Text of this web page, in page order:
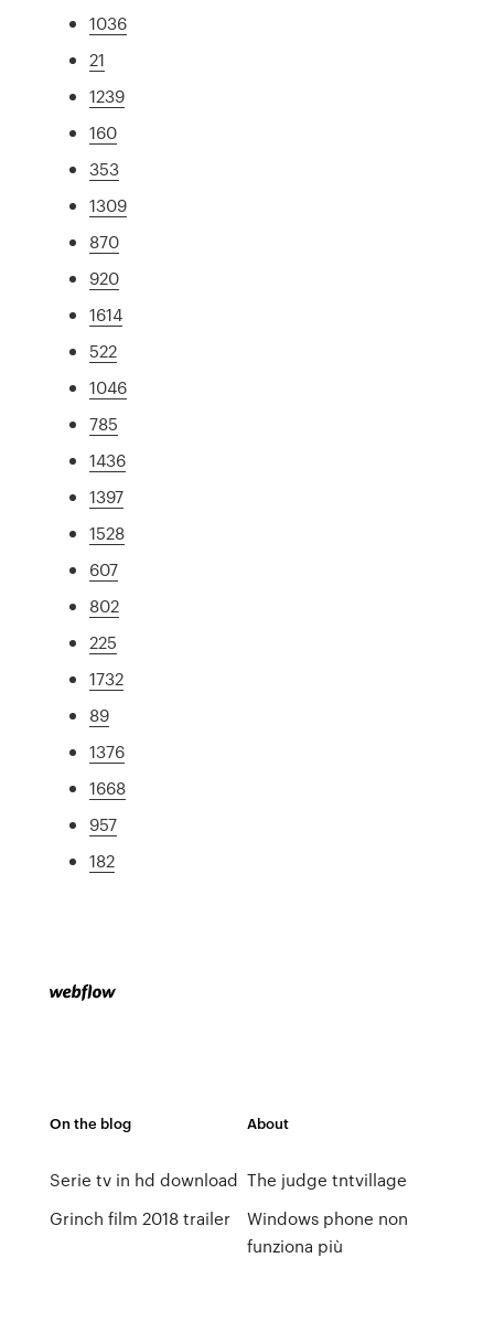
1036
21
1239
160
353
1309
870
920
1614
522
1046
785
1436
1397
1528
607
802
225
1732
89
1376
1668
957
182
On the blog
Serie tv in hd download
Grinch film 2018 trailer
About
The judge tntvillage
Windows phone non
funziona più